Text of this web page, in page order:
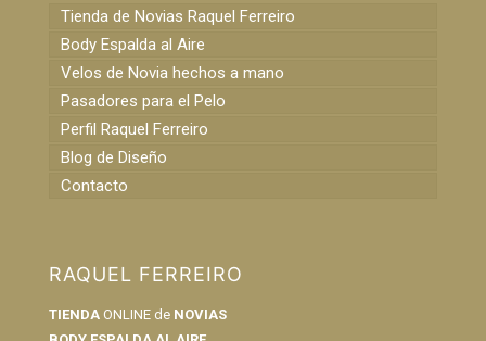
Tienda de Novias Raquel Ferreiro
Body Espalda al Aire
Velos de Novia hechos a mano
Pasadores para el Pelo
Perfil Raquel Ferreiro
Blog de Diseño
Contacto
RAQUEL FERREIRO
TIENDA ONLINE de NOVIAS